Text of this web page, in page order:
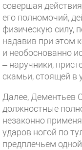
совершая
его полномочий,
физическую силу,
надавив при этом
и необоснованно
– наручники,
скамьи, стоящей в
Далее, Дементьев
должностные
незаконно
ударов ногой по
предплечьем